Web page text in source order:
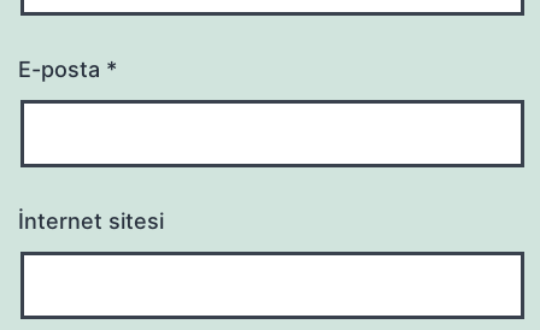
E-posta *
İnternet sitesi